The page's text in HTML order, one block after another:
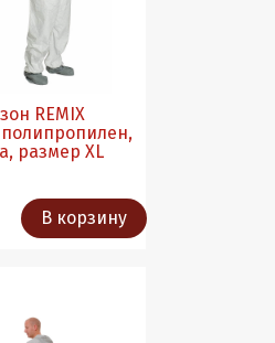
REMIX
размер ХL
В корзину